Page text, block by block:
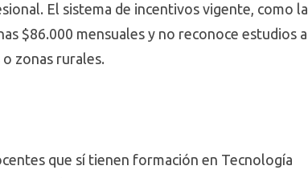
El sistema de incentivos vigente, como la
$86.000 mensuales y no reconoce estudios a
zonas rurales.
que sí tienen formación en Tecnología